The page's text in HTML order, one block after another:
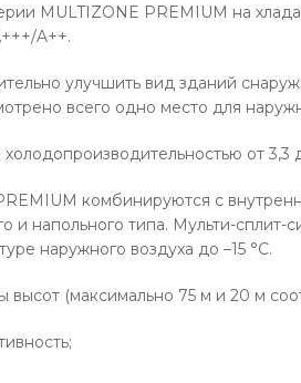
MULTIZONE PREMIUM на
A++.
улучшить вид зданий
всего одно место для
от 3,3
комбинируются с
и напольного типа. Мульти-
наружного воздуха до –15 °C.
(максимально 75 м и 20 м